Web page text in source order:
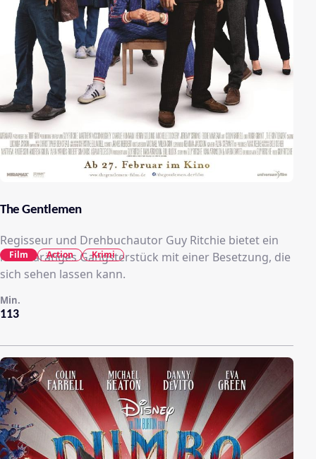
The Gentlemen
Regisseur und Drehbuchautor Guy Ritchie bietet ein
hochkarätiges Gangsterstück mit einer Besetzung, die
sich sehen lassen kann.
113
Min.
Film Action Krimi